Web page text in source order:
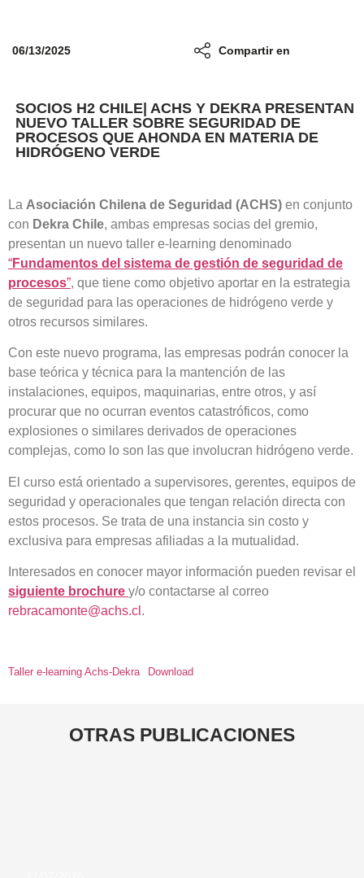
06/13/2025 Compartir en
SOCIOS H2 CHILE| ACHS Y DEKRA PRESENTAN
NUEVO TALLER SOBRE SEGURIDAD DE
PROCESOS QUE AHONDA EN MATERIA DE
HIDRÓGENO VERDE
La Asociación Chilena de Seguridad (ACHS) en conjunto
con Dekra Chile, ambas empresas socias del gremio,
presentan un nuevo taller e-learning denominado
“Fundamentos del sistema de gestión de seguridad de
procesos”, que tiene como objetivo aportar en la estrategia
de seguridad para las operaciones de hidrógeno verde y
otros recursos similares.
Con este nuevo programa, las empresas podrán conocer la
base teórica y técnica para la mantención de las
instalaciones, equipos, maquinarias, entre otros, y así
procurar que no ocurran eventos catastróficos, como
explosiones o similares derivados de operaciones
complejas, como lo son las que involucran hidrógeno verde.
El curso está orientado a supervisores, gerentes, equipos de
seguridad y operacionales que tengan relación directa con
estos procesos. Se trata de una instancia sin costo y
exclusiva para empresas afiliadas a la mutualidad.
Interesados en conocer mayor información pueden revisar el
siguiente brochure y/o contactarse al correo
rebracamonte@achs.cl .
Taller e-learning Achs-Dekra Download
OTRAS PUBLICACIONES